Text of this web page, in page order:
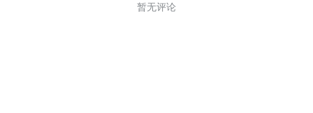
暂无评论